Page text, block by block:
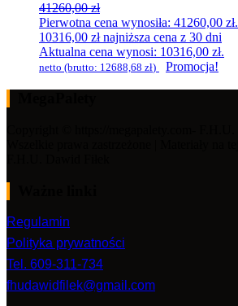
41260,00zł
Pierwotna cena wynosiła: 41260,00 zł.
10316,00 złnajniższa cena z 30 dni
Aktualna cena wynosi: 10316,00 zł.
netto (brutto: 12688,68 zł) Promocja!
Regulamin
Polityka prywatności
Tel. 609-311-734
fhudawidfilek@gmail.com